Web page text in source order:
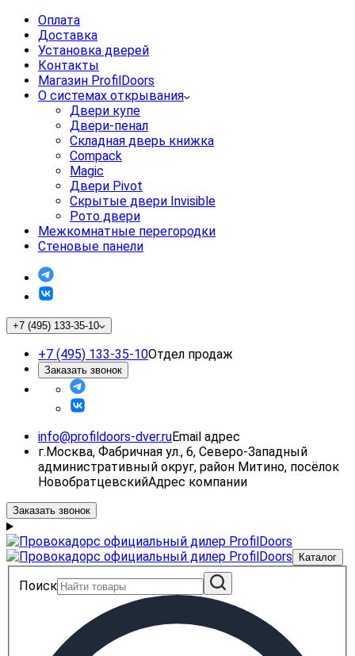
Оплата
Доставка
Установка дверей
Контакты
Магазин ProfilDoors
О системах открывания
Двери купе
Двери-пенал
Складная дверь книжка
Compack
Magic
Двери Pivot
Скрытые двери Invisible
Рото двери
Межкомнатные перегородки
Стеновые панели
+7 (495) 133-35-10
+7 (495) 133-35-10Отдел продаж
Заказать звонок
info@profildoors-dver.ruEmail адрес
г.Москва, Фабричная ул., 6, Северо-Западный
административный округ, район Митино, посёлок
НовобратцевскийАдрес компании
Заказать звонок
Каталог
Поиск